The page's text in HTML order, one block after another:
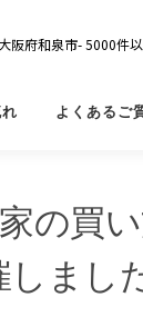
大阪府和泉市- 5000件
よくあるご
の買
まし